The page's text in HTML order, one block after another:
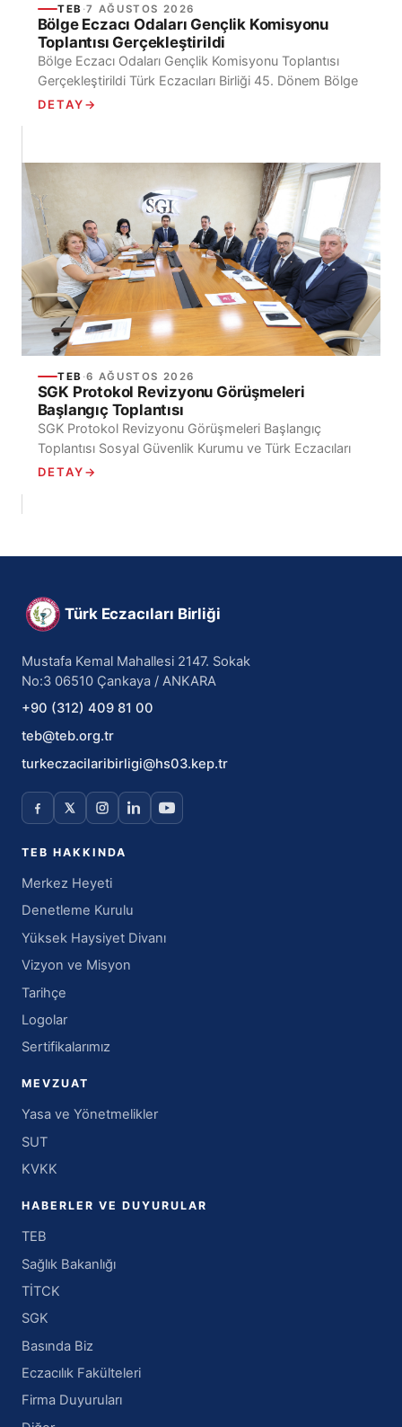
TEB ·7 AĞUSTOS 2026
Bölge Eczacı Odaları Gençlik Komisyonu
Toplantısı Gerçekleştirildi
Bölge Eczacı Odaları Gençlik Komisyonu Toplantısı
Gerçekleştirildi Türk Eczacıları Birliği 45. Dönem Bölge
Eczacı Odaları Gençlik Komisyonu’nun ilk toplantısı,
DETAY→
TEB ·6 AĞUSTOS 2026
SGK Protokol Revizyonu Görüşmeleri
Başlangıç Toplantısı
SGK Protokol Revizyonu Görüşmeleri Başlangıç
Toplantısı Sosyal Güvenlik Kurumu ve Türk Eczacıları
Birliği arasında, Sosyal Güvenlik Kurumu Kapsamındaki
DETAY→
Türk Eczacıları Birliği
Mustafa Kemal Mahallesi 2147. Sokak
No:3 06510 Çankaya / ANKARA
+90 (312) 409 81 00
teb@teb.org.tr
turkeczacilaribirligi@hs03.kep.tr
TEB HAKKINDA
Merkez Heyeti
Denetleme Kurulu
Yüksek Haysiyet Divanı
Vizyon ve Misyon
Tarihçe
Logolar
Sertifikalarımız
MEVZUAT
Yasa ve Yönetmelikler
SUT
KVKK
HABERLER VE DUYURULAR
TEB
Sağlık Bakanlığı
TİTCK
SGK
Basında Biz
Eczacılık Fakülteleri
Firma Duyuruları